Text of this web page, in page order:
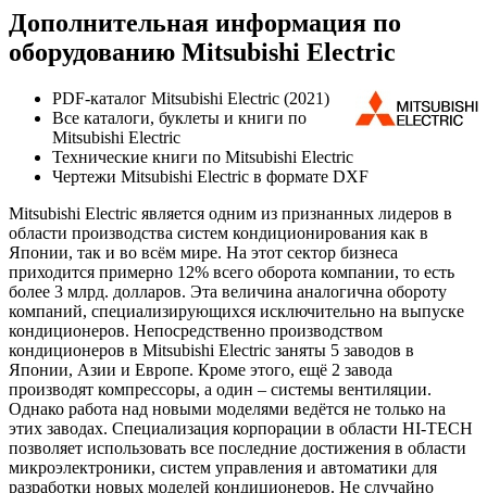
Дополнительная информация по
оборудованию Mitsubishi Electric
PDF-каталог Mitsubishi Electric (2021)
Все каталоги, буклеты и книги по
Mitsubishi Electric
Технические книги по Mitsubishi Electric
Чертежи Mitsubishi Electric в формате DXF
Mitsubishi Electric является одним из признанных лидеров в
области производства систем кондиционирования как в
Японии, так и во всём мире. На этот сектор бизнеса
приходится примерно 12% всего оборота компании, то есть
более 3 млрд. долларов. Эта величина аналогична обороту
компаний, специализирующихся исключительно на выпуске
кондиционеров. Непосредственно производством
кондиционеров в Mitsubishi Electric заняты 5 заводов в
Японии, Азии и Европе. Кроме этого, ещё 2 завода
производят компрессоры, а один – системы вентиляции.
Однако работа над новыми моделями ведётся не только на
этих заводах. Специализация корпорации в области HI-TECH
позволяет использовать все последние достижения в области
микроэлектроники, систем управления и автоматики для
разработки новых моделей кондиционеров. Не случайно